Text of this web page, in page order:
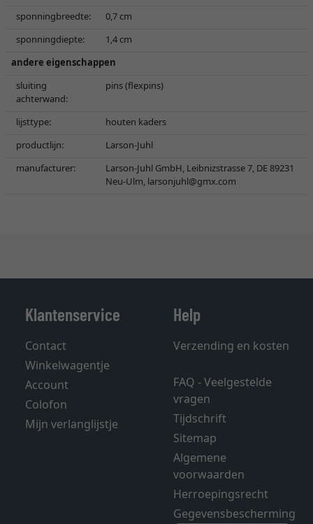
sponningbreedte:
0,7 cm
sponningdiepte:
1,4 cm
andere eigenschappen
sluiting
achterwand:
pins (flexpins)
lijsttype:
houten kaders
productlijn:
Larson-Juhl
manufacturer:
Larson-Juhl GmbH, Leibnizstrasse 7, DE 89231
Neu-Ulm, larsonjuhl@gmx.com
Klantenservice
Contact
Winkelwagentje
Account
Colofon
Mijn verlanglijstje
Help
Verzending en kosten
FAQ - Veelgestelde
vragen
Tijdschrift
Sitemap
Algemene
voorwaarden
Herroepingsrecht
Gegevensbescherming